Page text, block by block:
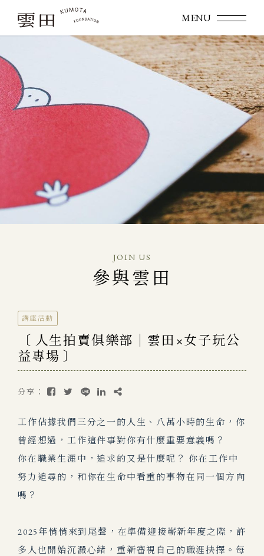
JOIN US
參與雲田
講座活動
〔 人生拍賣俱樂部｜雲田×女子玩公
益專場 〕
分享：
工作佔據我們三分之一的人生、八萬小時的生命，你
曾經想過，工作這件事對你有什麼重要意義嗎？
你在職業生涯中，追求的又是什麼呢？ 你在工作中
努力追尋的，和你在生命中看重的事物在同一個方向
嗎？
2025年悄悄來到尾聲，在準備迎接嶄新年度之際，許
多人也開始沉澱心緒，重新審視自己的職涯抉擇。每